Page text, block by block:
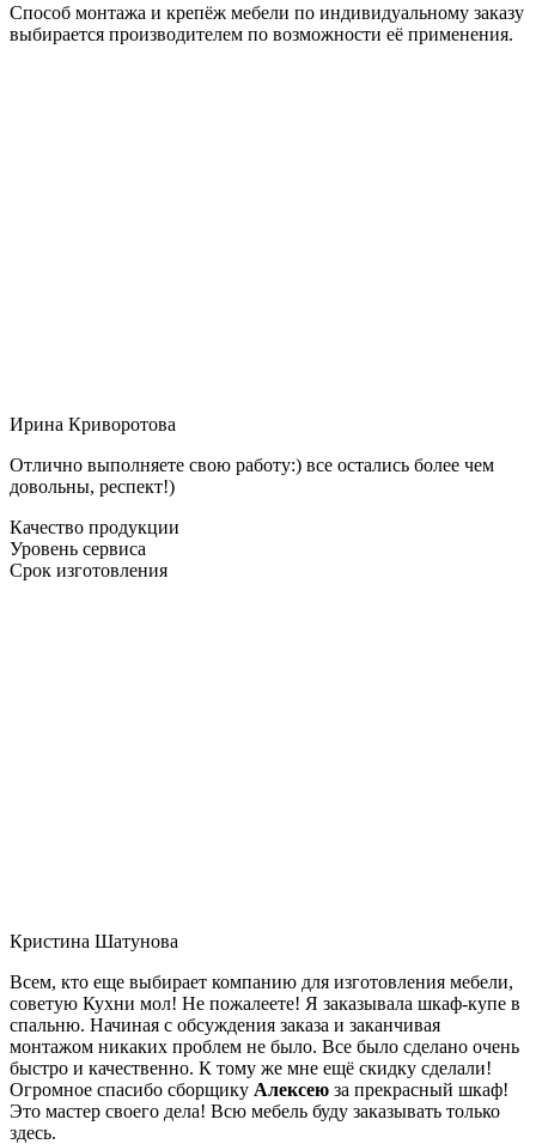
Способ монтажа и крепёж мебели по индивидуальному заказу
выбирается производителем по возможности её применения.
Ирина Криворотова
Отлично выполняете свою работу:) все остались более чем
довольны, респект!)
Качество продукции
Уровень сервиса
Срок изготовления
Кристина Шатунова
Всем, кто еще выбирает компанию для изготовления мебели,
советую Кухни мол! Не пожалеете! Я заказывала шкаф-купе в
спальню. Начиная с обсуждения заказа и заканчивая
монтажом никаких проблем не было. Все было сделано очень
быстро и качественно. К тому же мне ещё скидку сделали!
Огромное спасибо сборщику Алексею за прекрасный шкаф!
Это мастер своего дела! Всю мебель буду заказывать только
здесь.